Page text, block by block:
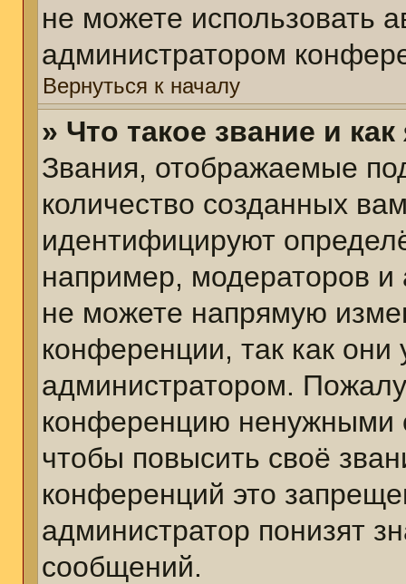
не можете использовать
администратором
Вернуться к началу
» Что такое звание и
Звания, отображаемые
количество созданных
идентифицируют
например, модераторов
не можете напрямую
конференции, так как они
администратором.
конференцию ненужными
чтобы повысить своё
конференций это
администратор понизят
сообщений.